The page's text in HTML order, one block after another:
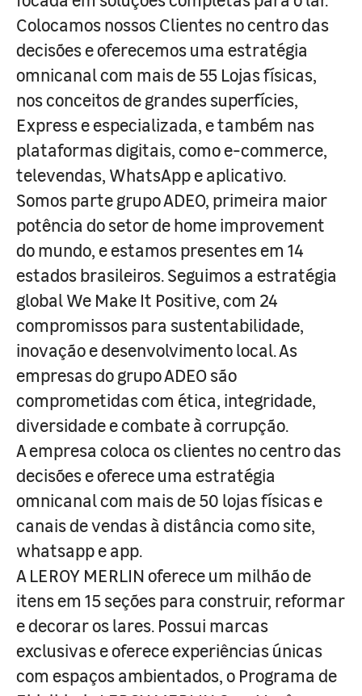
Colocamos nossos Clientes no centro das
decisões e oferecemos uma estratégia
omnicanal com mais de 55 Lojas físicas,
nos conceitos de grandes superfícies,
Express e especializada, e também nas
plataformas digitais, como e-commerce,
televendas, WhatsApp e aplicativo.
Somos parte grupo ADEO, primeira maior
potência do setor de home improvement
do mundo, e estamos presentes em 14
estados brasileiros. Seguimos a estratégia
global We Make It Positive, com 24
compromissos para sustentabilidade,
inovação e desenvolvimento local. As
empresas do grupo ADEO são
comprometidas com ética, integridade,
diversidade e combate à corrupção.
A empresa coloca os clientes no centro das
decisões e oferece uma estratégia
omnicanal com mais de 50 lojas físicas e
canais de vendas à distância como site,
whatsapp e app.
A LEROY MERLIN oferece um milhão de
itens em 15 seções para construir, reformar
e decorar os lares. Possui marcas
exclusivas e oferece experiências únicas
com espaços ambientados, o Programa de